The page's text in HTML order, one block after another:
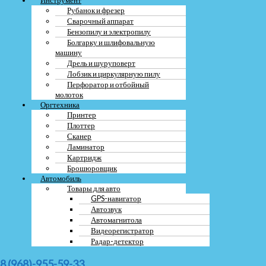
Рубанок и фрезер
Сварочный аппарат
Бензопилу и электропилу
Болгарку и шлифовальную
машину
Дрель и шуруповерт
Лобзик и циркулярную пилу
Перфоратор и отбойный
молоток
Оргтехника
Принтер
Плоттер
Сканер
Ламинатор
Картридж
Брошюровщик
Автомобиль
Товары для авто
GPS-навигатор
Автозвук
Автомагнитола
Видеорегистратор
Радар-детектор
Я соглашаюсь сполитикой конфиденциальности
Начать диалог в Whattsapp